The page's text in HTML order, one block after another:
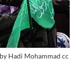
Hadi Mohammad cc